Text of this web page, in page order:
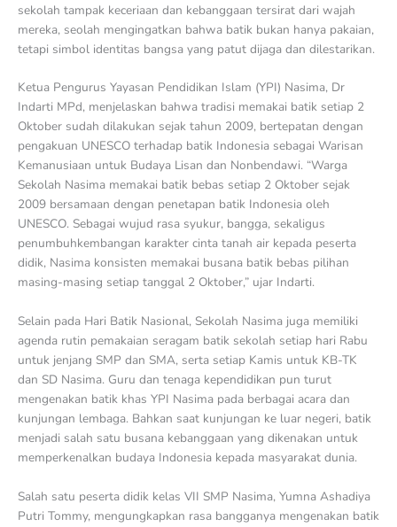
sekolah tampak keceriaan dan kebanggaan tersirat dari wajah
mereka, seolah mengingatkan bahwa batik bukan hanya pakaian,
tetapi simbol identitas bangsa yang patut dijaga dan dilestarikan.
Ketua Pengurus Yayasan Pendidikan Islam (YPI) Nasima, Dr
Indarti MPd, menjelaskan bahwa tradisi memakai batik setiap 2
Oktober sudah dilakukan sejak tahun 2009, bertepatan dengan
pengakuan UNESCO terhadap batik Indonesia sebagai Warisan
Kemanusiaan untuk Budaya Lisan dan Nonbendawi. “Warga
Sekolah Nasima memakai batik bebas setiap 2 Oktober sejak
2009 bersamaan dengan penetapan batik Indonesia oleh
UNESCO. Sebagai wujud rasa syukur, bangga, sekaligus
penumbuhkembangan karakter cinta tanah air kepada peserta
didik, Nasima konsisten memakai busana batik bebas pilihan
masing-masing setiap tanggal 2 Oktober,” ujar Indarti.
Selain pada Hari Batik Nasional, Sekolah Nasima juga memiliki
agenda rutin pemakaian seragam batik sekolah setiap hari Rabu
untuk jenjang SMP dan SMA, serta setiap Kamis untuk KB-TK
dan SD Nasima. Guru dan tenaga kependidikan pun turut
mengenakan batik khas YPI Nasima pada berbagai acara dan
kunjungan lembaga. Bahkan saat kunjungan ke luar negeri, batik
menjadi salah satu busana kebanggaan yang dikenakan untuk
memperkenalkan budaya Indonesia kepada masyarakat dunia.
Salah satu peserta didik kelas VII SMP Nasima, Yumna Ashadiya
Putri Tommy, mengungkapkan rasa bangganya mengenakan batik